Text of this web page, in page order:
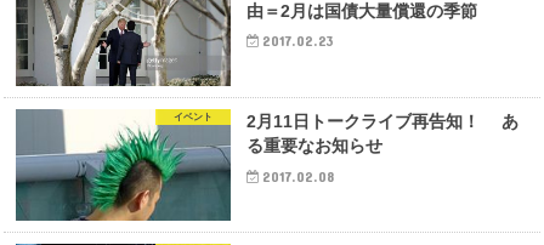
由＝2月は国債大量償還の季節
2017.02.23
イベント
2月11日トークライブ再告知！ あ
る重要なお知らせ
2017.02.08